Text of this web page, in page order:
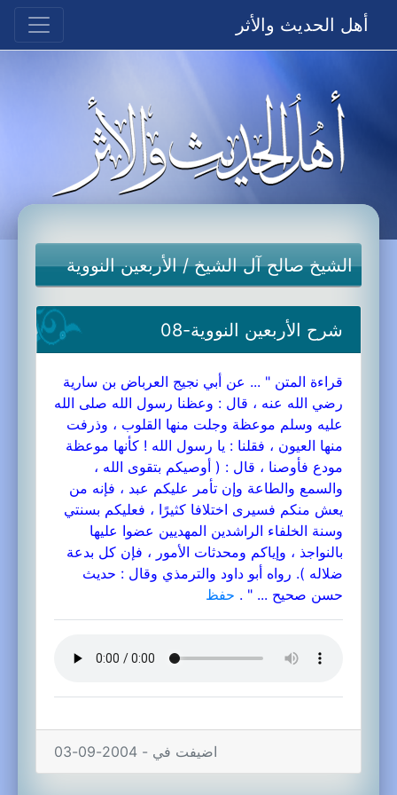
أهل الحديث والأثر
الشيخ صالح آل الشيخ/الأربعين النووية
شرح الأربعين النووية-08
قراءة المتن " ... عن أبي نجيج العرباض بن سارية
رضي الله عنه ، قال : وعظنا رسول الله صلى الله
عليه وسلم موعظة وجلت منها القلوب ، وذرفت
منها العيون ، فقلنا : يا رسول الله ! كأنها موعظة
مودع فأوصنا ، قال : ( أوصيكم بتقوى الله ،
والسمع والطاعة وإن تأمر عليكم عبد ، فإنه من
يعش منكم فسيرى اختلافا كثيرًا ، فعليكم بسنتي
وسنة الخلفاء الراشدين المهديين عضوا عليها
بالنواجذ ، وإياكم ومحدثات الأمور ، فإن كل بدعة
ضلاله ). رواه أبو داود والترمذي وقال : حديث
حسن صحيح ... " . حفظ
اضيفت في - 2004-09-03